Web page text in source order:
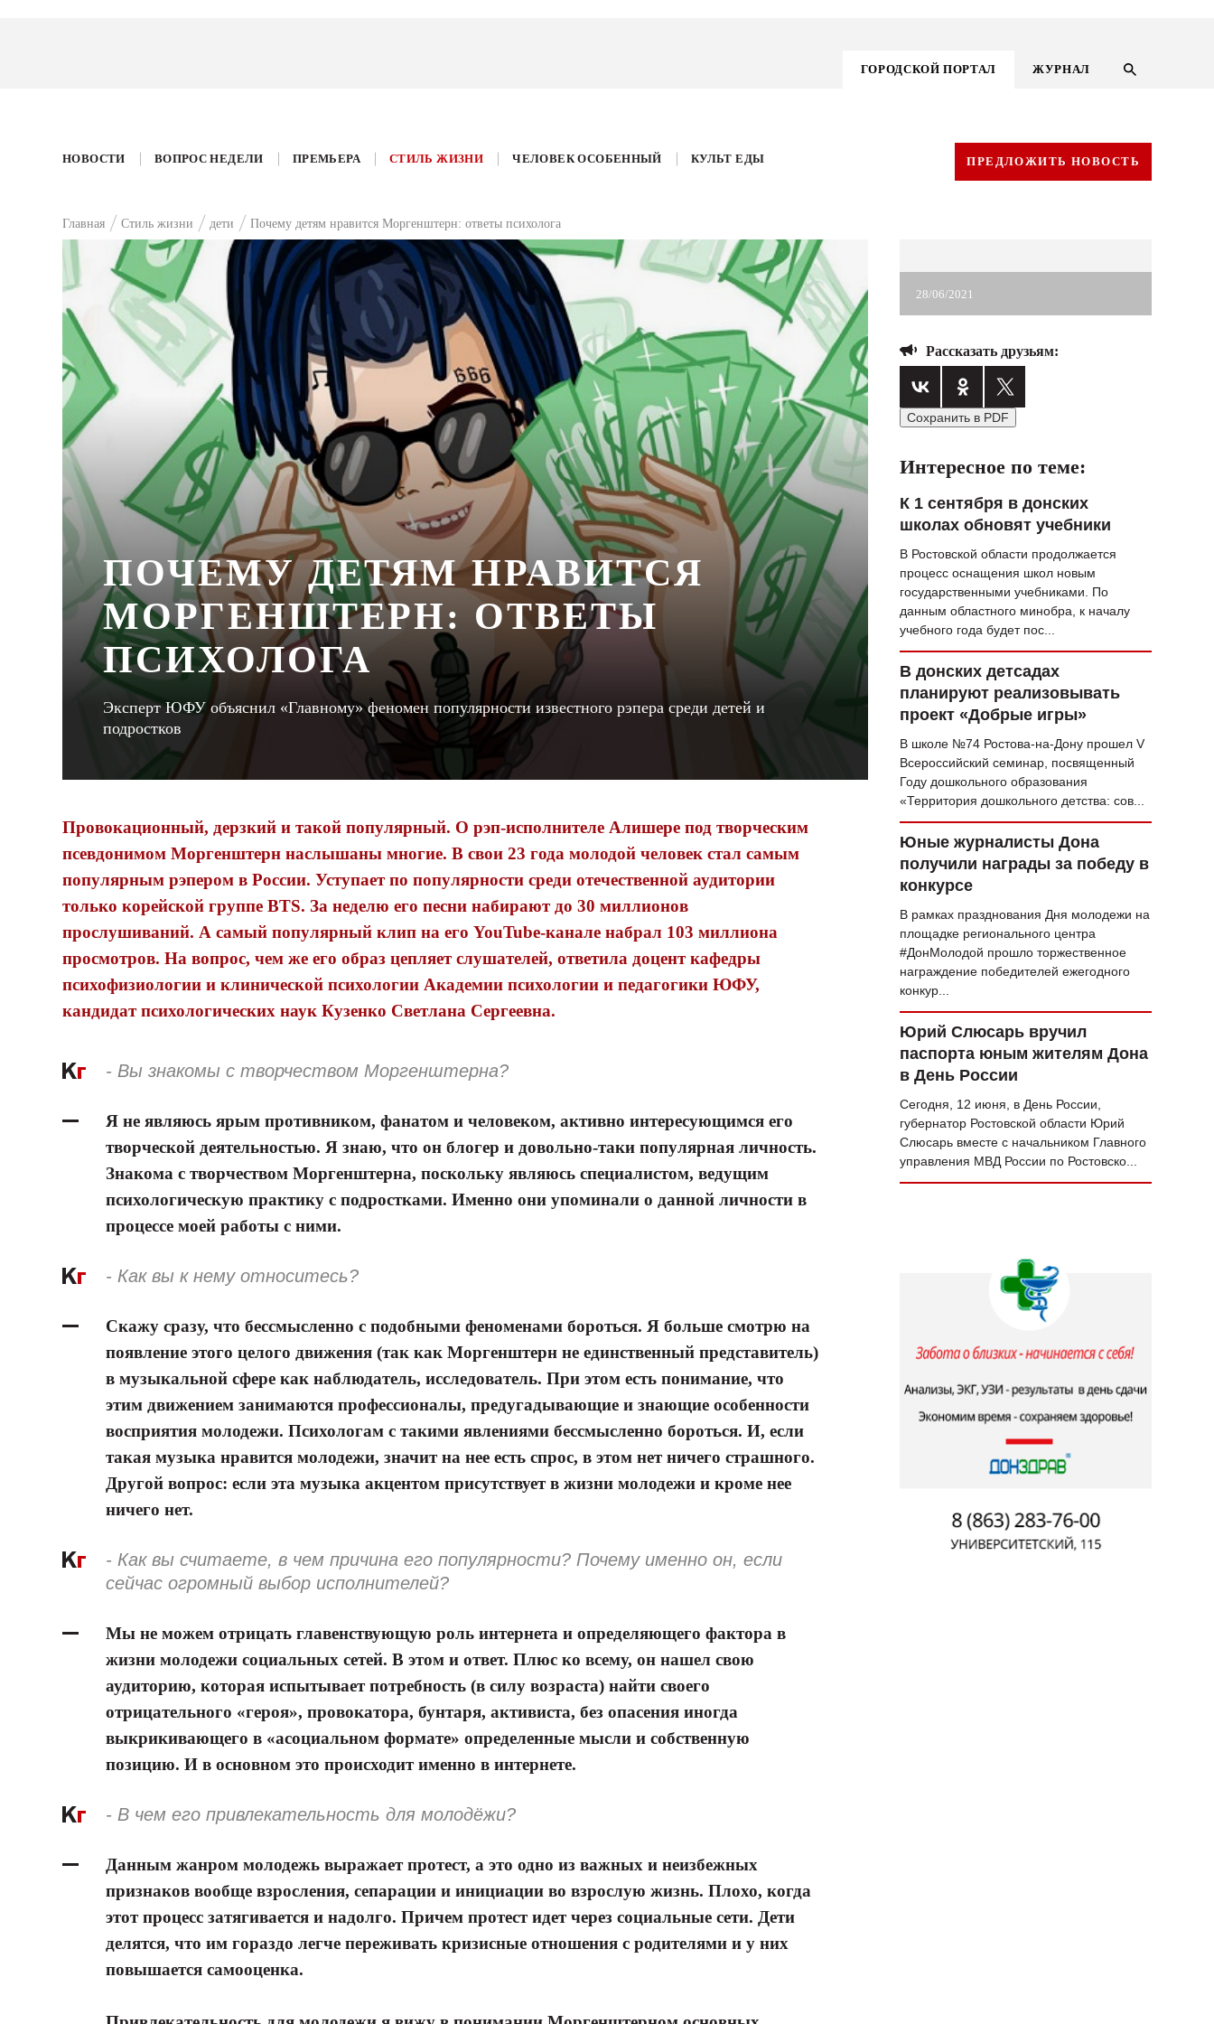
ГОРОДСКОЙ ПОРТАЛ ЖУРНАЛ
ГОРОДСКОЙ ПОРТАЛ
СТИЛЬ ЖИЗНИ
ХАЙП
ЧЕЛОВЕК ОСОБЕННЫЙ
КУЛЬТ ЕДЫ
АФИША
ЖУРНАЛ
НОВОСТИ ВОПРОС НЕДЕЛИ ПРЕМЬЕРА СТИЛЬ ЖИЗНИ ЧЕЛОВЕК ОСОБЕННЫЙ КУЛЬТ ЕДЫ ПРЕДЛОЖИТЬ НОВОСТЬ
Главная Стиль жизни дети Почему детям нравится Моргенштерн: ответы психолога
ПОЧЕМУ ДЕТЯМ НРАВИТСЯ
МОРГЕНШТЕРН: ОТВЕТЫ
ПСИХОЛОГА
Эксперт ЮФУ объяснил «Главному» феномен популярности известного рэпера среди детей и
подростков
Провокационный, дерзкий и такой популярный. О рэп-исполнителе Алишере под творческим
псевдонимом Моргенштерн наслышаны многие. В свои 23 года молодой человек стал самым
популярным рэпером в России. Уступает по популярности среди отечественной аудитории
только корейской группе BTS. За неделю его песни набирают до 30 миллионов
прослушиваний. А самый популярный клип на его YouTube-канале набрал 103 миллиона
просмотров. На вопрос, чем же его образ цепляет слушателей, ответила доцент кафедры
психофизиологии и клинической психологии Академии психологии и педагогики ЮФУ,
кандидат психологических наук Кузенко Светлана Сергеевна.
- Вы знакомы с творчеством Моргенштерна?
Я не являюсь ярым противником, фанатом и человеком, активно интересующимся его
творческой деятельностью. Я знаю, что он блогер и довольно-таки популярная личность.
Знакома с творчеством Моргенштерна, поскольку являюсь специалистом, ведущим
психологическую практику с подростками. Именно они упоминали о данной личности в
процессе моей работы с ними.
- Как вы к нему относитесь?
Скажу сразу, что бессмысленно с подобными феноменами бороться. Я больше смотрю на
появление этого целого движения (так как Моргенштерн не единственный представитель)
в музыкальной сфере как наблюдатель, исследователь. При этом есть понимание, что
этим движением занимаются профессионалы, предугадывающие и знающие особенности
восприятия молодежи. Психологам с такими явлениями бессмысленно бороться. И, если
такая музыка нравится молодежи, значит на нее есть спрос, в этом нет ничего страшного.
Другой вопрос: если эта музыка акцентом присутствует в жизни молодежи и кроме нее
ничего нет.
- Как вы считаете, в чем причина его популярности? Почему именно он, если
сейчас огромный выбор исполнителей?
Мы не можем отрицать главенствующую роль интернета и определяющего фактора в
жизни молодежи социальных сетей. В этом и ответ. Плюс ко всему, он нашел свою
аудиторию, которая испытывает потребность (в силу возраста) найти своего
отрицательного «героя», провокатора, бунтаря, активиста, без опасения иногда
выкрикивающего в «асоциальном формате» определенные мысли и собственную
позицию. И в основном это происходит именно в интернете.
- В чем его привлекательность для молодёжи?
Данным жанром молодежь выражает протест, а это одно из важных и неизбежных
признаков вообще взросления, сепарации и инициации во взрослую жизнь. Плохо, когда
этот процесс затягивается и надолго. Причем протест идет через социальные сети. Дети
делятся, что им гораздо легче переживать кризисные отношения с родителями и у них
повышается самооценка.
28/06/2021
Рассказать друзьям:
Сохранить в PDF
Интересное по теме:
К 1 сентября в донских
школах обновят учебники
В Ростовской области продолжается
процесс оснащения школ новым
государственными учебниками. По
данным областного минобра, к началу
учебного года будет пос...
В донских детсадах
планируют реализовывать
проект «Добрые игры»
В школе №74 Ростова-на-Дону прошел V
Всероссийский семинар, посвященный
Году дошкольного образования
«Территория дошкольного детства: сов...
Юные журналисты Дона
получили награды за победу в
конкурсе
В рамках празднования Дня молодежи на
площадке регионального центра
#ДонМолодой прошло торжественное
награждение победителей ежегодного
конкур...
Юрий Слюсарь вручил
паспорта юным жителям Дона
в День России
Сегодня, 12 июня, в День России,
губернатор Ростовской области Юрий
Слюсарь вместе с начальником Главного
управления МВД России по Ростовско...